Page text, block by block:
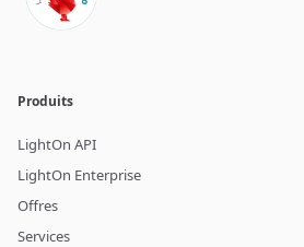
Produits
LightOn API
LightOn Enterprise
Offres
Services